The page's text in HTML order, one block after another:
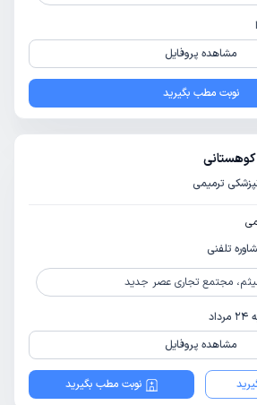
مشاهده پروفایل
نوبت مطب بگیرید
کوهستانی
ترمیمی
تلفنی
میثم، مجتمع تجاری عصر جدید
مشاهده پروفایل
نوبت مطب بگیرید